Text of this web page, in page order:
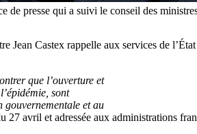
de presse qui a suivi le conseil des
Jean Castex rappelle aux services de
que l’ouverture et
sont
gouvernementale et au
27 avril et adressée aux administrations